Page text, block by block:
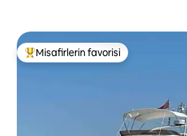
Misafirlerin favorilerinden en
Misafirlerin favorisi